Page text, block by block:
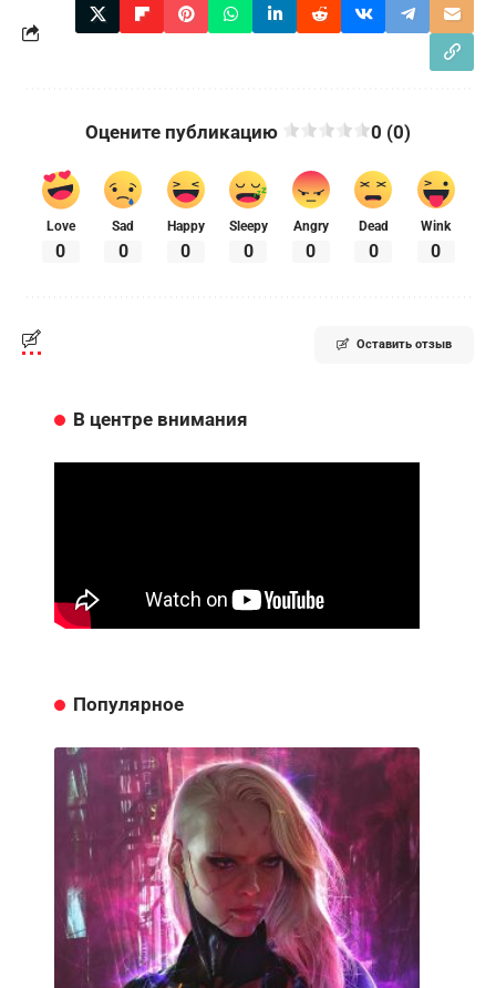
Оцените публикацию 0 (0)
Love
0
Sad
0
Happy
0
Sleepy
0
Angry
0
Dead
0
Wink
0
Оставить отзыв
В центре внимания
Популярное